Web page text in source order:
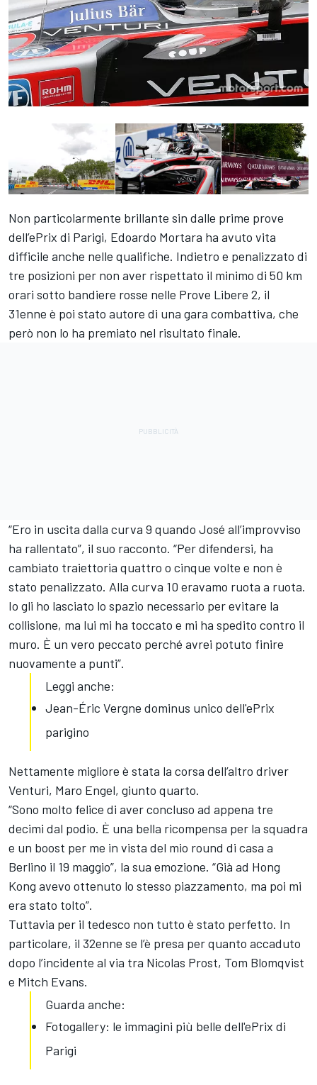
Non particolarmente brillante sin dalle prime prove
dell’ePrix di Parigi, Edoardo Mortara ha avuto vita
difficile anche nelle qualifiche. Indietro e penalizzato di
tre posizioni per non aver rispettato il minimo di 50 km
orari sotto bandiere rosse nelle Prove Libere 2, il
31enne è poi stato autore di una gara combattiva, che
però non lo ha premiato nel risultato finale.
“Ero in uscita dalla curva 9 quando José all’improvviso
ha rallentato”, il suo racconto. “Per difendersi, ha
cambiato traiettoria quattro o cinque volte e non è
stato penalizzato. Alla curva 10 eravamo ruota a ruota.
Io gli ho lasciato lo spazio necessario per evitare la
collisione, ma lui mi ha toccato e mi ha spedito contro il
muro. È un vero peccato perché avrei potuto finire
nuovamente a punti”.
Leggi anche:
Jean-Éric Vergne dominus unico dell'ePrix
parigino
Nettamente migliore è stata la corsa dell’altro driver
Venturi, Maro Engel, giunto quarto.
“Sono molto felice di aver concluso ad appena tre
decimi dal podio. È una bella ricompensa per la squadra
e un boost per me in vista del mio round di casa a
Berlino il 19 maggio”, la sua emozione. “Già ad Hong
Kong avevo ottenuto lo stesso piazzamento, ma poi mi
era stato tolto”.
Tuttavia per il tedesco non tutto è stato perfetto. In
particolare, il 32enne se l’è presa per quanto accaduto
dopo l’incidente al via tra Nicolas Prost, Tom Blomqvist
e Mitch Evans.
Guarda anche:
Fotogallery: le immagini più belle dell'ePrix di
Parigi